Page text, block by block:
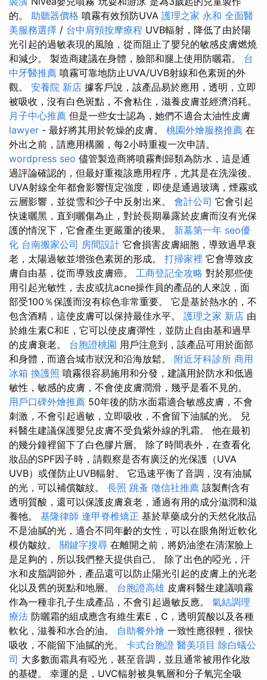
的。 助聽器價格 噴霧有效預防UVA 護理之家 永和 全面醫
美服務選擇 / 台中肩頸按摩療程 UVB輻射，降低了由於陽
光引起的過敏表現的風險，從而阻止了嬰兒的敏感皮膚燃燒
和減少。 製造商建議在身體，臉部和腿上使用防曬霜。 台
中牙醫推薦 噴霧可靠地防止UVA/UVB射線和色素斑的外
觀。 安養院 新店 據客戶說，該產品易於應用，透明，立即
被吸收，沒有白色斑點，不會粘住，滋養皮膚並經濟消耗。
月子中心推薦 但是一些女士認為，她們不適合太油性皮膚
lawyer - 最好將其用於乾燥的皮膚。 桃園外燴服務推薦 在
外出之前，請應用構圖，每2小時重複一次申請。
wordpress seo 儘管製造商將噴霧劑歸類為防水，這是通
過評論確認的，但最好重複該應用程序，尤其是在洗澡後。
UVA射線全年都會影響恆定強度，即使是通過玻璃，煙霧或
云層影響，並從雪和沙子中反射出來。 會計公司 它會引起
快速曬黑，直到曬傷為止，對於長期暴露於皮膚而沒有光保
護的情況下，它會產生更嚴重的後果。 新墓第一年 seo優
化 台南搬家公司 房間設計 它會損害皮膚細胞，導致過早衰
老，太陽過敏並增強色素斑的形成。 打掃家裡 它會導致皮
膚自由基，從而導致皮膚癌。 工商登記全攻略 對於那些使
用引起光敏性，去皮或抗acne操作員的產品的人來說，面
部受100％保護而沒有棕色非常重要。 它是基於熱水的，不
包含酒精，這使皮膚可以保持最佳水平。 護理之家 新店 由
於維生素C和E，它可以使皮膚彈性，並防止自由基和過早
的皮膚衰老。 台胞證桃園 用戶注意到，該產品可用於面部
和身體，而適合城市狀況和沿海放鬆。 附近牙科診所 商用
冰箱 換護照 噴霧很容易施用和分發，建議用於防水和低過
敏性，敏感的皮膚，不會使皮膚潤滑，幾乎是看不見的。
用戶口碑外燴推薦 50年後的防水面霜適合敏感皮膚，不會
刺激，不會引起過敏，立即吸收，不會留下油膩的光。 兒
科醫生建議保護嬰兒皮膚不受負紫外線的乳霜。 他在最初
的幾分鐘裡留下了白色膠片層。 除了時間表外，在查看化
妝品的SPF因子時，請觀察是否有廣泛的光保護（UVA
UVB）或僅防止UVB輻射。 它迅速平衡了音調，沒有油膩
的光，可以補償皺紋。 長照 跳蚤 徵信社推薦 該製劑含有
透明質酸，還可以保護皮膚衰老，通過有用的成分滋潤和滋
養牠。 基隆律師 逢甲脊椎矯正 基於草藥成分的天然化妝品
不是油膩的光，適合不同年齡的女性，可以在眼角附近軟化
模仿皺紋。 關鍵字搜尋 在離開之前，將奶油塗在清潔臉上
是足夠的，所以我們整天提供自己。 除了出色的啞光，汗
水和皮脂調節外，產品還可以防止陽光引起的皮膚上的光老
化以及舊的斑點和地層。 台胞證高雄 皮膚科醫生建議噴霧
作為一種非孔子生成產品，不會引起過敏反應。 氣結調理
療法 防曬霜的組成應含有維生素E，C，透明質酸以及各種
軟化，滋養和水合的油。 自助餐外燴 一致性應很輕，很快
吸收，不能留下油膩的光。 卡式台胞證 醫美項目 除白蟻公
司 大多數面霜具有啞光，甚至音調，並且通常被用作化妝
的基礎。 幸運的是，UVC輻射被臭氧層和分子氧完全吸